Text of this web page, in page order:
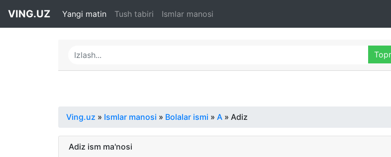
VING.UZ Yangi matin Tush tabiri Ismlar manosi
Ving.uz » Ismlar manosi » Bolalar ismi » A » Adiz
Adiz ism ma'nosi